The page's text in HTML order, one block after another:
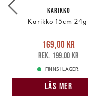
KARIKKO
Karikko 15cm
Nuvarande pris
169,00 krTidigare
199,00 kr
169,00 kr
199,00 kr
FINNS I LAGER.
LÄS MER